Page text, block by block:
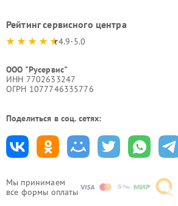
Мы принимаем
все формы оплаты
Рейтинг сервисного центра
4.9-5.0
ООО "Русервис"
ИНН 7702633247
ОГРН 1077746335776
Поделиться в соц. сетях: